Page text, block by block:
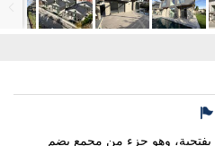
بفتحية، وهو جزء من مجمع يضم